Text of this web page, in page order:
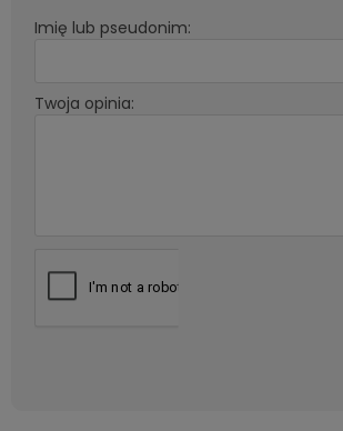
Imię lub pseudonim:
Twoja opinia: